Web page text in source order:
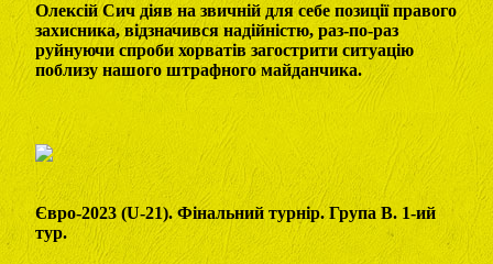
Олексій Сич діяв на звичній для себе позиції правого
захисника, відзначився надійністю, раз-по-раз
руйнуючи спроби хорватів загострити ситуацію
поблизу нашого штрафного майданчика.
Євро-2023 (U-21). Фінальний турнір. Група В. 1-ий
тур.